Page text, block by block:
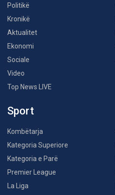
Politikë
Kronikë
Aktualitet
Ekonomi
Sociale
Video
Top News LIVE
Sport
Kombëtarja
Kategoria Superiore
Kategoria e Parë
Premier League
La Liga